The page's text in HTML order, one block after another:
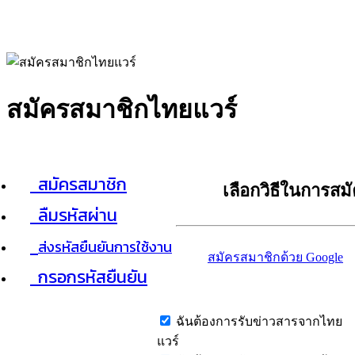
สมัครสมาชิกไทยแวร์
สมัครสมาชิก
ลืมรหัสผ่าน
ส่งรหัสยืนยันการใช้งาน
กรอกรหัสยืนยัน
เลือกวิธีในการส
สมัครสมาชิกด้วย Google
ฉันต้องการรับข่าวสารจากไทย
แวร์